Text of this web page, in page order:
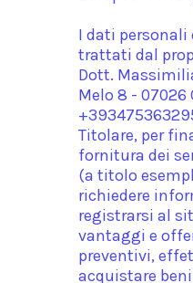
I dati personali
trattati dal
Dott.
Melo 8 - 07026
Titolare, per
fornitura dei
(a titolo
richiedere
registrarsi al
vantaggi e
preventivi,
acquistare